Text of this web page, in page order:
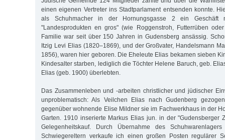
einen eigenen Vertreter ins Stadtparlament entsenden konnte.
als Schuhmacher in der Hornungsgasse 2 ein Geschäft
"Landesprodukten en gros" (wie Roggenstroh, Futterrüben
Familie war seit über 150 Jahren in Gudensberg ansässig.
Itzig Levi Elias (1820–1869), und der Großvater, Handelsmann
1856), waren hier geboren. Die Eheleute Elias bekamen sieben
Kindesalter starben, lediglich die Töchter Helene Baruch, geb.
Elias (geb. 1900) überlebten.
Das Zusammenleben und -arbeiten christlicher und jüdischer
unproblematisch: Als Veilchen Elias nach Gudenberg
gegenüber wohnende Elise Mildner sie im Fachwerkhaus in der
Garten. 1910 inserierte Markus Elias jun. in der "Gudensberger
Gelegenheitskauf. Durch Übernahme des
Schwiegereltern verkaufe ich einen großen Posten regulärer